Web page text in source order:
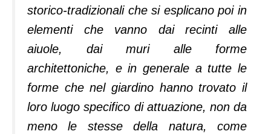
storico-tradizionali che si esplicano poi in
elementi che vanno dai recinti alle
aiuole, dai muri alle forme
architettoniche, e in generale a tutte le
forme che nel giardino hanno trovato il
loro luogo specifico di attuazione, non da
meno le stesse della natura, come